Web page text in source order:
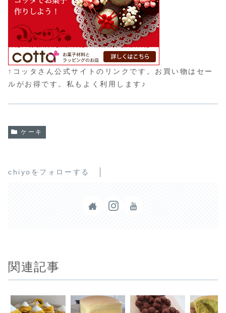
↑コッタさん公式サイトのリンクです。お買い物はセー
ルがお得です。私もよく利用します♪
ケーキ
chiyoをフォローする
関連記事